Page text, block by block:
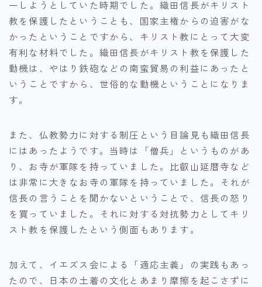
一しようとしていた時期でした。織田信長がキリスト
教を保護したということも、国家主権からの迫害がな
かったということですから、キリスト教にとって大変
有利な材料でした。織田信長がキリスト教を保護した
動機は、やはり鉄砲などの南蛮貿易の利益にあったと
いうことですから、世俗的な動機ということになりま
す。
また、仏教勢力に対する制圧という目論見も織田信長
にはあったようです。当時は「僧兵」というものがあ
り、お寺が軍隊を持っていました。比叡山延暦寺など
は非常に大きなお寺の軍隊を持っていました。それが
信長の言うことを聞かないということで、信長の怒り
を買っていました。それに対する対抗勢力としてキリ
スト教を保護したという側面もあります。
加えて、イエズス会による「適応主義」の実践もあっ
たので、日本の土着の文化とあまり摩擦を起こさずに